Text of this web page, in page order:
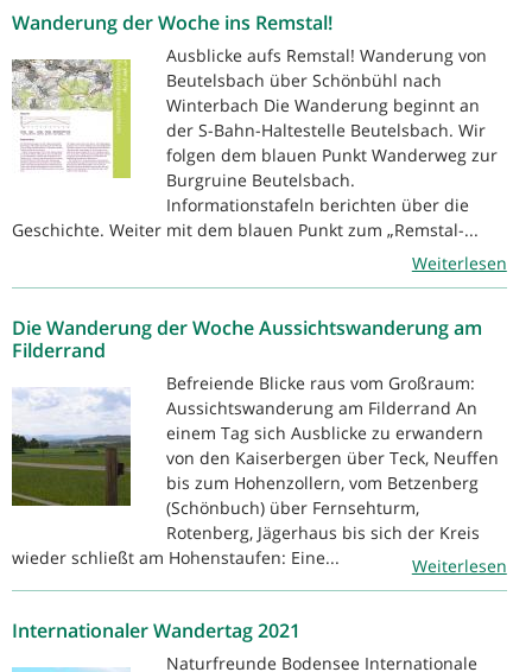
Wanderung der Woche ins Remstal!
Ausblicke aufs Remstal! Wanderung von
Beutelsbach über Schönbühl nach
Winterbach Die Wanderung beginnt an
der S-Bahn-Haltestelle Beutelsbach. Wir
folgen dem blauen Punkt Wanderweg zur
Burgruine Beutelsbach.
Informationstafeln berichten über die
Geschichte. Weiter mit dem blauen Punkt zum „Remstal-...
Weiterlesen
Die Wanderung der Woche Aussichtswanderung am
Filderrand
Befreiende Blicke raus vom Großraum:
Aussichtswanderung am Filderrand An
einem Tag sich Ausblicke zu erwandern
von den Kaiserbergen über Teck, Neuffen
bis zum Hohenzollern, vom Betzenberg
(Schönbuch) über Fernsehturm,
Rotenberg, Jägerhaus bis sich der Kreis
wieder schließt am Hohenstaufen: Eine...
Weiterlesen
Internationaler Wandertag 2021
Naturfreunde Bodensee Internationale